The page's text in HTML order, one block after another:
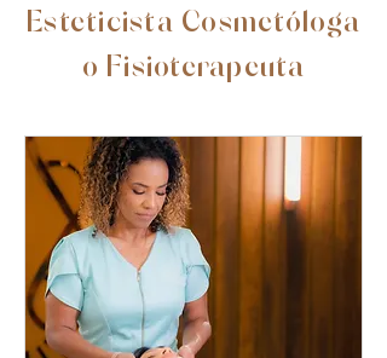
Esteticista Cosmetóloga
o Fisioterapeuta